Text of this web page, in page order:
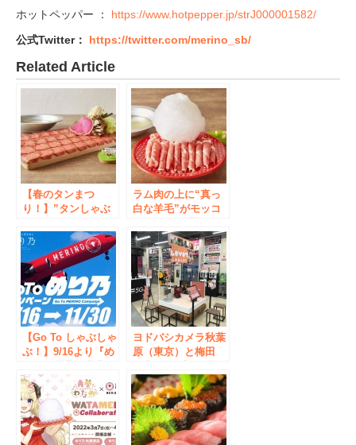
ホットペッパー ： https://www.hotpepper.jp/strJ000001582/
公式Twitter： https://twitter.com/merino_sb/
Related Article
【春のタンまつ
り！】”タンしゃぶ
に！「めり乃」秋葉
原・新宿店にて4/5
～18の期間限定で開
催！
ラム肉の上に“真っ
白な羊毛”がモッコ
ラム肉のしゃぶしゃ
ぶ専門店が9月8日
OPEN
【Go To しゃぶしゃ
ぶ！】9/16より『め
新宿店・銀座店に
て、ラムしゃぶタン
しゃぶ食べ放題を、
2,900円で提供する
キャンペーンを開始
ヨドバシカメラ秋葉
原（東京）と梅田
『LOVOT』常設コ
ーナー登場！！